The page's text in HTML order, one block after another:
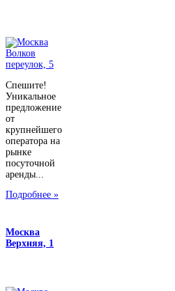
Спешите!
Уникальное
предложение
от
крупнейшего
оператора на
рынке
посуточной
аренды...
Подробнее »
Москва
Верхняя, 1